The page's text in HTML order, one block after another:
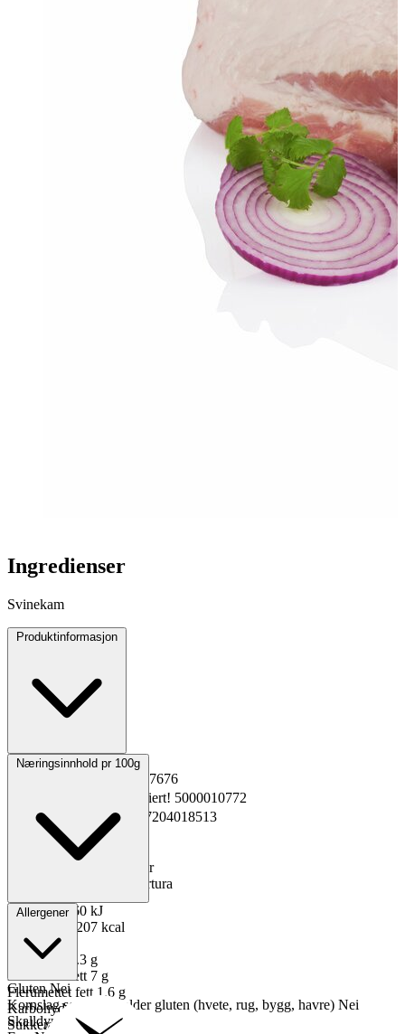
Ingredienser
Svinekam
Produktinformasjon
Opprinnelsesland Norge
6367676
Kopiert! 5000010772
GTIN
Kopiert! 97037204018513
Vekt pakning
11 kg
Oppbevaring 0 til 4°C
14 dager
Grossist Nortura
Næringsinnhold pr 100g
Energi kJ 860 kJ
207 kcal
Fett 15 g
Mettet fett
5.3 g
Enumettet fett 7 g
Flerumettet fett 1.6 g
Karbohydrater
Sukkerarter
0.1 g
Allergener
Gluten Nei
Kornslag som inneholder gluten (hvete, rug, bygg, havre) Nei
Skalldyr
Nei